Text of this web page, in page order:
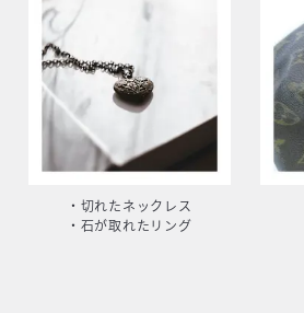
・切れたネックレス
・石が取れたリング